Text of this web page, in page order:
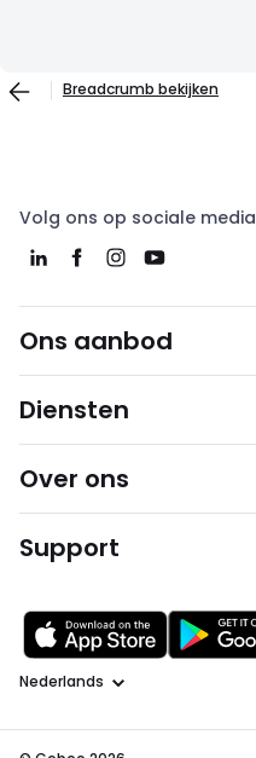
Breadcrumb bekijken
Volg ons op sociale media
Ons aanbod
Diensten
Over ons
Support
Taal